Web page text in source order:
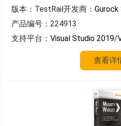
版本：TestRail开发商：
产品编号：224913
支持平台： Visual Studio 2019/
查看详